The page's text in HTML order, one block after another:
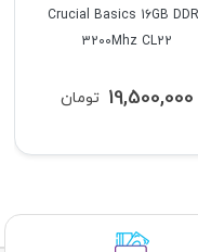
Crucial Basics 16GB
3200Mhz CL22
تومان 19,500,000